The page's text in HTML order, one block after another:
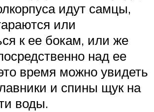
идут самцы,
или
к ее бокам, или же
над ее
время можно увидеть
и спины щук на
воды.